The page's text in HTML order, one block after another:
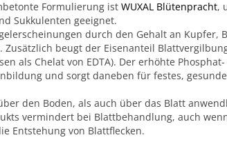
Formulierung ist WUXAL Blütenpracht,
Sukkulenten geeignet.
durch den Gehalt an Kupfer,
Zusätzlich beugt der Eisenanteil
als Chelat von EDTA). Der erhöhte
und sorgt daneben für festes,
den Boden, als auch über das Blatt
vermindert bei Blattbehandlung, auch
Entstehung von Blattflecken.